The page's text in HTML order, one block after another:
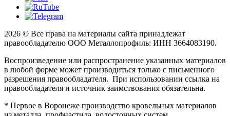
2026 © Все права на материалы сайта принадлежат
правообладателю ООО Металлопрофиль: ИНН 3664083190.
Воспроизведение или распространение указанных материалов
в любой форме может производиться только с письменного
разрешения правообладателя. При использовании ссылка на
правообладателя и источник заимствования обязательна.
* Первое в Воронеже производство кровельных материалов